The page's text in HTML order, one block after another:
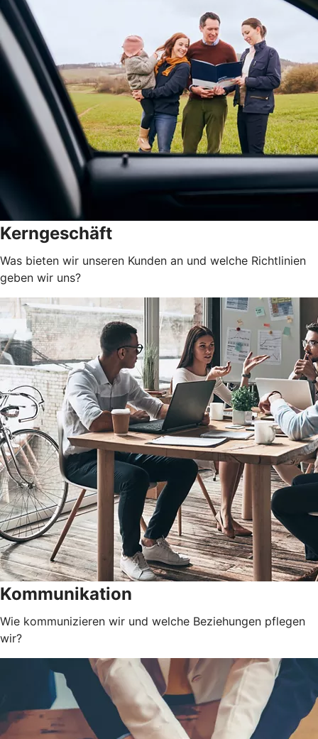
Kerngeschäft
Was bieten wir unseren Kunden an und welche Richtlinien
geben wir uns?
Kommunikation
Wie kommunizieren wir und welche Beziehungen pflegen
wir?